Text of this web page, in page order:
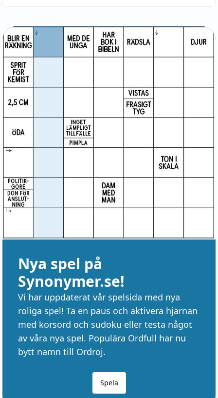
Nya spel på
Synonymer.se!
Vi har uppdaterat vår spelsida med nya
roliga spel! Ta en paus och aktivera hjärnan
med korsord och sudoku eller testa något
av våra nya spel. Populära Ordfull har nu
bytt namn till Ordröj.
Spela